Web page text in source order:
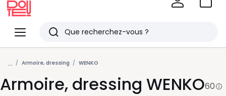
Menu
Redoute
Rechercher
Derniers
articles
vus
Voir
... Armoire, dressing WENKO
Armoire, dressing WENKO60